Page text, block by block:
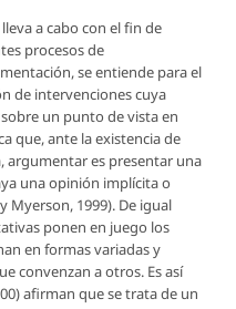
a cabo con el fin de
procesos de
se entiende para el
de intervenciones cuya
un punto de vista en
que, ante la existencia de
argumentar es presentar una
una opinión implícita o
Myerson, 1999). De igual
ponen en juego los
en formas variadas y
convenzan a otros. Es así
afirman que se trata de un